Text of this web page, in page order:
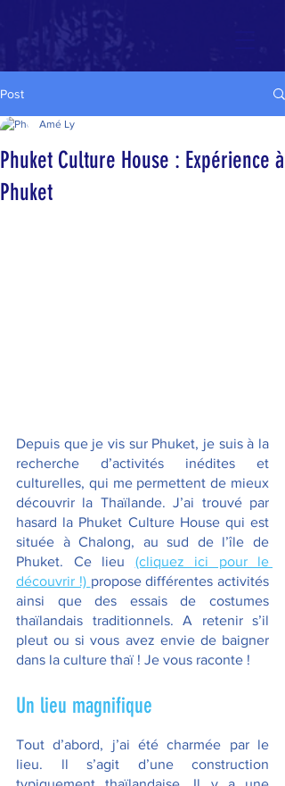
Post
Phuket Culture House : Expérience à
Phuket
Amé Ly
Depuis que je vis sur Phuket, je suis à la
recherche d’activités inédites et
culturelles, qui me permettent de mieux
découvrir la Thaïlande. J’ai trouvé par
hasard la Phuket Culture House qui est
située à Chalong, au sud de l’île de
Phuket. Ce lieu (cliquez ici pour le
découvrir !) propose différentes activités
ainsi que des essais de costumes
thaïlandais traditionnels. A retenir s’il
pleut ou si vous avez envie de baigner
dans la culture thaï ! Je vous raconte !
Un lieu magnifique
Tout d’abord, j’ai été charmée par le
lieu. ll s’agit d’une construction